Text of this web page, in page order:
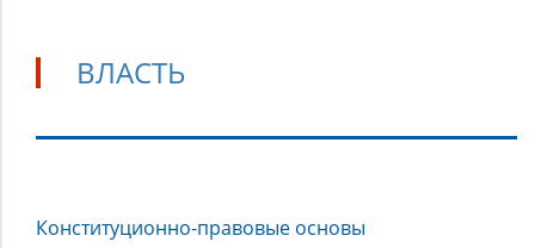
ВЛАСТЬ
Конституционно-правовые основы